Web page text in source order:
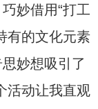
妙借用“打工
有的文化元素
妙想吸引了
活动让我直观